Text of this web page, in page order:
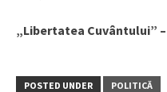
„Libertatea Cuvântului” –
POSTED UNDER POLITICĂ